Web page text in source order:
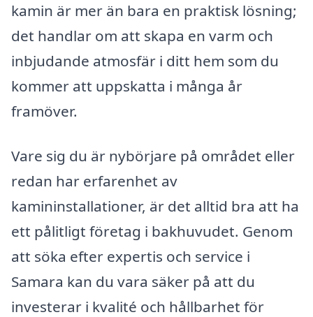
kamin är mer än bara en praktisk lösning;
det handlar om att skapa en varm och
inbjudande atmosfär i ditt hem som du
kommer att uppskatta i många år
framöver.
Vare sig du är nybörjare på området eller
redan har erfarenhet av
kamininstallationer, är det alltid bra att ha
ett pålitligt företag i bakhuvudet. Genom
att söka efter expertis och service i
Samara kan du vara säker på att du
investerar i kvalité och hållbarhet för